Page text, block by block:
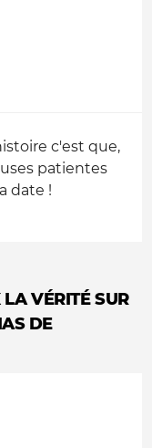
c'est que,
patientes
date !
VÉRITÉ SUR
DE